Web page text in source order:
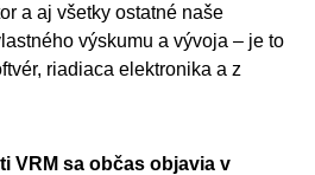
a aj všetky ostatné naše
výskumu a vývoja – je to
riadiaca elektronika a z
VRM sa občas objavia v